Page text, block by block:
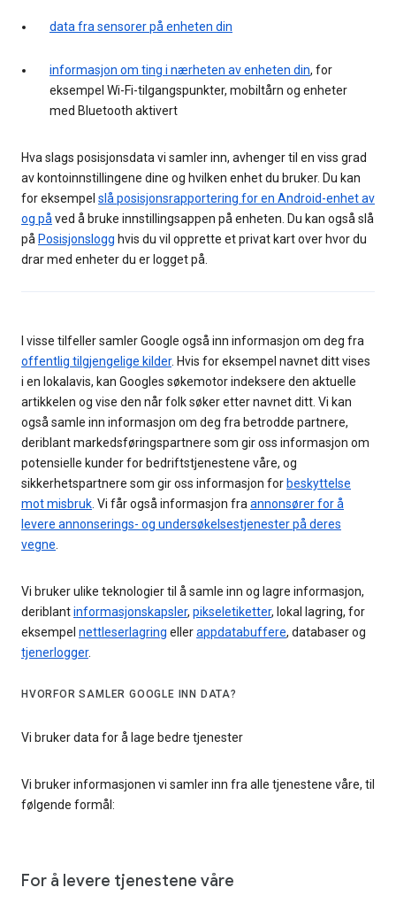
data fra sensorer på enheten din
informasjon om ting i nærheten av enheten din, for
eksempel Wi-Fi-tilgangspunkter, mobiltårn og enheter
med Bluetooth aktivert
Hva slags posisjonsdata vi samler inn, avhenger til en viss grad
av kontoinnstillingene dine og hvilken enhet du bruker. Du kan
for eksempel slå posisjonsrapportering for en Android-enhet av
og påved å bruke innstillingsappen på enheten. Du kan også slå
på Posisjonslogg hvis du vil opprette et privat kart over hvor du
drar med enheter du er logget på.
I visse tilfeller samler Google også inn informasjon om deg fra
offentlig tilgjengelige kilder. Hvis for eksempel navnet ditt vises
i en lokalavis, kan Googles søkemotor indeksere den aktuelle
artikkelen og vise den når folk søker etter navnet ditt. Vi kan
også samle inn informasjon om deg fra betrodde partnere,
deriblant markedsføringspartnere som gir oss informasjon om
potensielle kunder for bedriftstjenestene våre, og
sikkerhetspartnere som gir oss informasjon for beskyttelse
mot misbruk. Vi får også informasjon fraannonsører for å
levere annonserings- og undersøkelsestjenester på deres
vegne.
Vi bruker ulike teknologier til å samle inn og lagre informasjon,
deriblantinformasjonskapsler, pikseletiketter, lokal lagring, for
eksempel nettleserlagring ellerappdatabuffere, databaser og
tjenerlogger.
HVORFOR SAMLER GOOGLE INN DATA?
Vi bruker data for å lage bedre tjenester
Vi bruker informasjonen vi samler inn fra alle tjenestene våre, til
følgende formål:
For å levere tjenestene våre